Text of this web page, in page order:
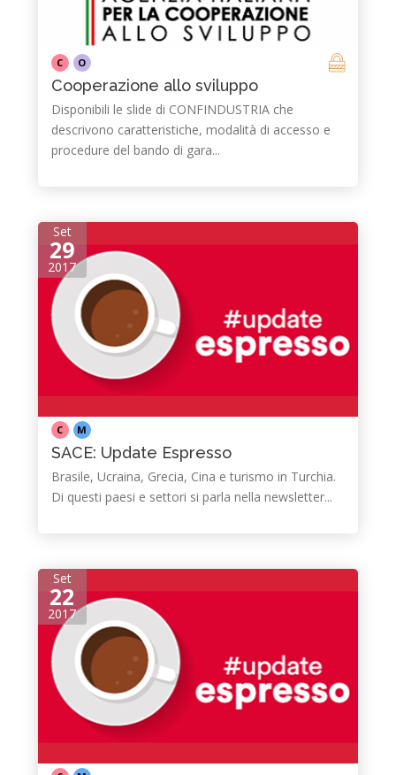
C O
Cooperazione allo sviluppo
Disponibili le slide di CONFINDUSTRIA che
descrivono caratteristiche, modalità di accesso e
procedure del bando di gara...
Set
29
2017
C M
SACE: Update Espresso
Brasile, Ucraina, Grecia, Cina e turismo in Turchia.
Di questi paesi e settori si parla nella newsletter...
Set
22
2017